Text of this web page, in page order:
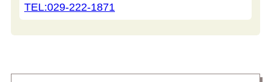
TEL:029-222-1871